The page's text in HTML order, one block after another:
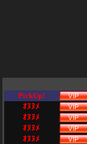
PickUp!
ｵﾇﾇﾒ
ｵﾇﾇﾒ
ｵﾇﾇﾒ
ｵﾇﾇﾒ